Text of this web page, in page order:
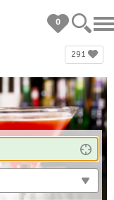
0
291